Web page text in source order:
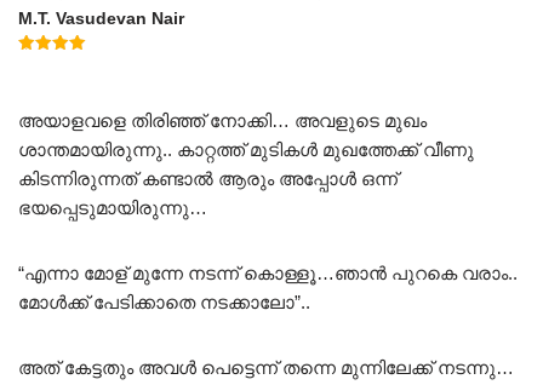
M.T. Vasudevan Nair
അയാളവളെ തിരിഞ്ഞ് നോക്കി… അവളുടെ മുഖം
ശാന്തമായിരുന്നു.. കാറ്റത്ത് മുടികൾ മുഖത്തേക്ക് വീണു
കിടന്നിരുന്നത് കണ്ടാൽ ആരും അപ്പോൾ ഒന്ന്
ഭയപ്പെടുമായിരുന്നു…
“എന്നാ മോള് മുന്നേ നടന്ന് കൊള്ളൂ…ഞാൻ പുറകെ വരാം..
മോൾക്ക് പേടിക്കാതെ നടക്കാലോ”..
അത് കേട്ടതും അവൾ പെട്ടെന്ന് തന്നെ മുന്നിലേക്ക് നടന്നു…